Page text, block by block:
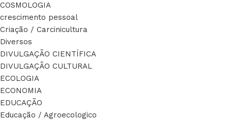
COSMOLOGIA
crescimento pessoal
Criação / Carcinicultura
Diversos
DIVULGAÇÃO CIENTÍFICA
DIVULGAÇÃO CULTURAL
ECOLOGIA
ECONOMIA
EDUCAÇÃO
Educação / Agroecologico